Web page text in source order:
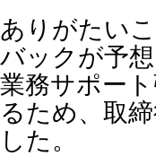
ありがたい
バックが予
業務サポー
るため、取
した。